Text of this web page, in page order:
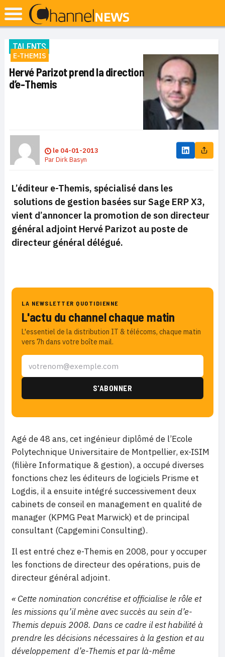
TALENTS
E-THEMIS
Hervé Parizot prend la direction
d’e-Themis
le 04-01-2013
ParDirk Basyn
L’éditeur e-Themis, spécialisé dans les
solutions de gestion basées sur Sage ERP X3,
vient d’annoncer la promotion de son directeur
général adjoint Hervé Parizot au poste de
directeur général délégué.
LA NEWSLETTER QUOTIDIENNE
L'actu du channel chaque matin
L'essentiel de la distribution IT & télécoms, chaque matin
vers 7h dans votre boîte mail.
Agé de 48 ans, cet ingénieur diplômé de l’Ecole
Polytechnique Universitaire de Montpellier, ex-ISIM
(filière Informatique & gestion), a occupé diverses
fonctions chez les éditeurs de logiciels Prisme et
Logdis, il a ensuite intégré successivement deux
cabinets de conseil en management en qualité de
manager (KPMG Peat Marwick) et de principal
consultant (Capgemini Consulting).
Il est entré chez e-Themis en 2008, pour y occuper
les fonctions de directeur des opérations, puis de
directeur général adjoint.
« Cette nomination concrétise et officialise le rôle et
les missions qu’il mène avec succès au sein d’e-
Themis depuis 2008. Dans ce cadre il est habilité à
prendre les décisions nécessaires à la gestion et au
développement d’e-Themis et par là-même